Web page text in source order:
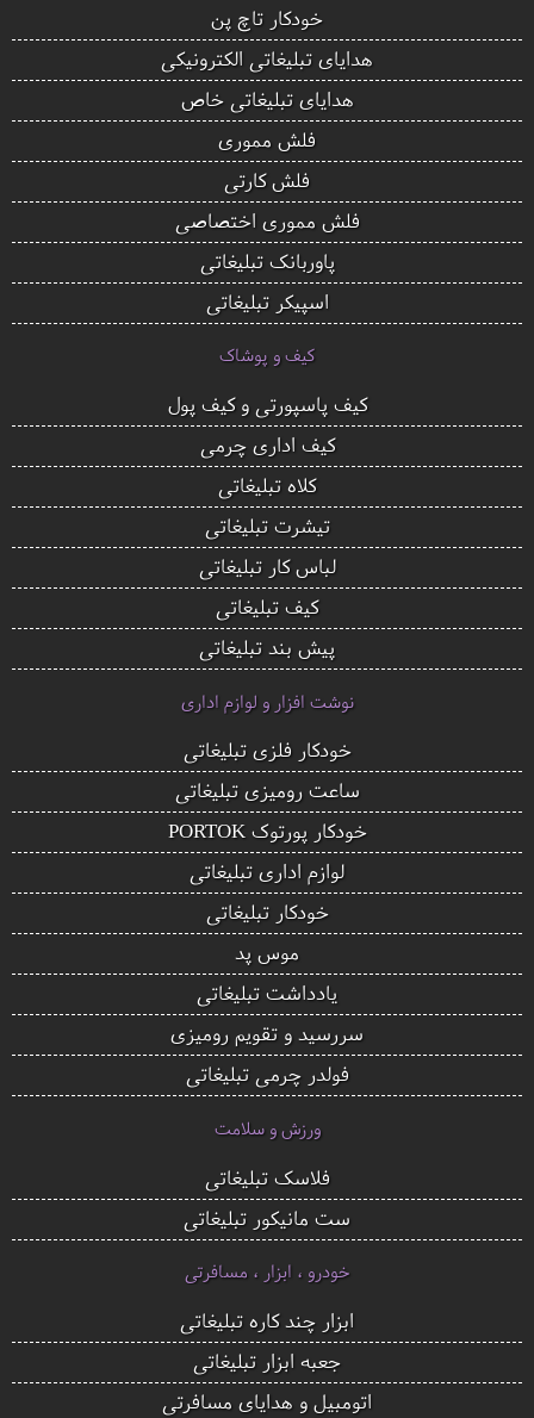
خودکار تاچ پن
هدایای تبلیغاتی الکترونیکی
هدایای تبلیغاتی خاص
فلش مموری
فلش کارتی
فلش مموری اختصاصی
پاوربانک تبلیغاتی
اسپیکر تبلیغاتی
کیف و پوشاک
کیف پاسپورتی و کیف پول
کیف اداری چرمی
کلاه تبلیغاتی
تیشرت تبلیغاتی
لباس کار تبلیغاتی
کیف تبلیغاتی
پیش بند تبلیغاتی
نوشت افزار و لوازم اداری
خودکار فلزی تبلیغاتی
ساعت رومیزی تبلیغاتی
خودکار پورتوک PORTOK
لوازم اداری تبلیغاتی
خودکار تبلیغاتی
موس پد
یادداشت تبلیغاتی
سررسید و تقویم رومیزی
فولدر چرمی تبلیغاتی
ورزش و سلامت
فلاسک تبلیغاتی
ست مانیکور تبلیغاتی
خودرو ، ابزار ، مسافرتی
ابزار چند کاره تبلیغاتی
جعبه ابزار تبلیغاتی
اتومبیل و هدایای مسافرتی